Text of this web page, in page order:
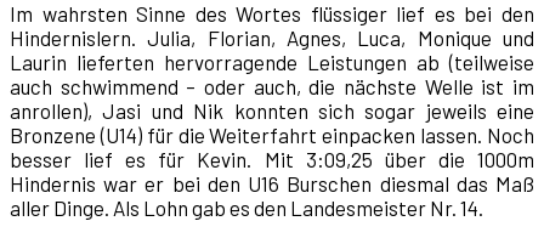
Im wahrsten Sinne des Wortes flüssiger lief es bei den
Hindernislern. Julia, Florian, Agnes, Luca, Monique und
Laurin lieferten hervorragende Leistungen ab (teilweise
auch schwimmend – oder auch, die nächste Welle ist im
anrollen), Jasi und Nik konnten sich sogar jeweils eine
Bronzene (U14) für die Weiterfahrt einpacken lassen. Noch
besser lief es für Kevin. Mit 3:09,25 über die 1000m
Hindernis war er bei den U16 Burschen diesmal das Maß
aller Dinge. Als Lohn gab es den Landesmeister Nr. 14.